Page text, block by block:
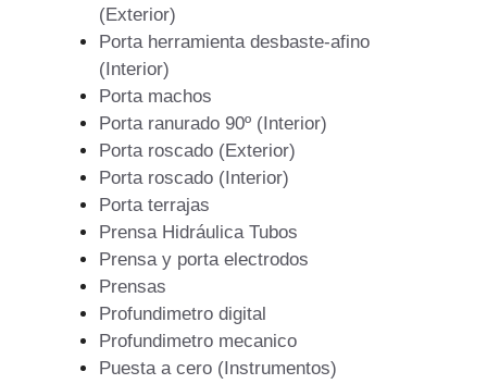
(Exterior)
Porta herramienta desbaste-afino
(Interior)
Porta machos
Porta ranurado 90º (Interior)
Porta roscado (Exterior)
Porta roscado (Interior)
Porta terrajas
Prensa Hidráulica Tubos
Prensa y porta electrodos
Prensas
Profundimetro digital
Profundimetro mecanico
Puesta a cero (Instrumentos)